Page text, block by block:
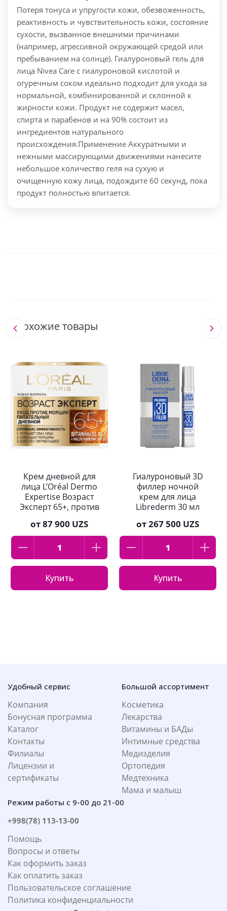
Потеря тонуса и упругости кожи, обезвоженность,
реактивность и чувствительность кожи, состояние
сухости, вызванное внешними причинами
(например, агрессивной окружающей средой или
пребыванием на солнце). Гиалуроновый гель для
лица Nivea Care с гиалуроновой кислотой и
огуречным соком идеально подходит для ухода за
нормальной, комбинированной и склонной к
жирности кожи. Продукт не содержит масел,
спирта и парабенов и на 90% состоит из
ингредиентов натурального
происхождения.Применение Аккуратными и
нежными массирующими движениями нанесите
небольшое количество геля на сухую и
очищенную кожу лица, подождите 60 секунд, пока
продукт полностью впитается.
Похожие товары
Крем дневной для
лица L’Oréal Dermo
Expertise Возраст
Эксперт 65+, против
50мл
от87 900 UZS
Купить
Гиалуроновый 3D
филлер ночной
крем для лица
Librederm 30 мл
от267 500 UZS
Купить
Удобный сервис
Компания
Бонусная программа
Каталог
Контакты
Филиалы
Лицензии и
сертификаты
Большой ассортимент
Косметика
Лекарства
Витамины и БАДы
Интимные средства
Медизделия
Ортопедия
Медтехника
Мама и малыш
Режим работы с 9-00 до 21-00
+998(78) 113-13-00
Помощь
Вопросы и ответы
Как оформить заказ
Как оплатить заказ
Пользовательское соглашение
Политика конфиденциальности